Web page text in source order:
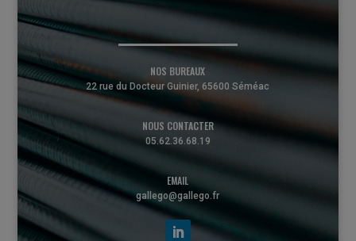
NOS BUREAUX
22 rue du Docteur Guinier, 65600 Séméac
NOUS CONTACTER
05.62.36.68.19
EMAIL
gallego@gallego.fr